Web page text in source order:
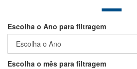
Escolha o Ano para filtragem
Escolha o mês para filtragem